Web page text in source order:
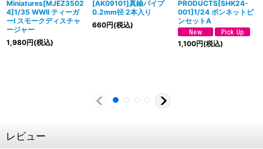
Miniatures[MJEZ3502
4]1/35 WWII ティーガ
ーI スモークディスチャ
ージャー
1,980円(税込)
[AK09101]真鍮パイプ
0.2mm径 2本入り
660円(税込)
PRODUCTS[SHK24-
001]1/24 ボンネットピ
ンセットA
1,100円(税込)
レビュー